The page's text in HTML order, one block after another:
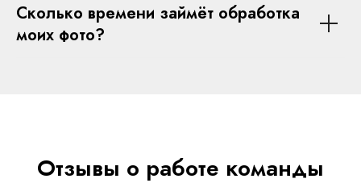
Сколько времени займёт обработка
моих фото?
Отзывы о работе команды